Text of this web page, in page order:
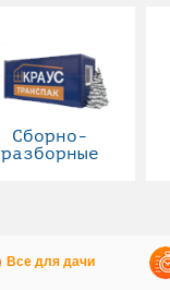
Сборно-
разборные
Все для дачи